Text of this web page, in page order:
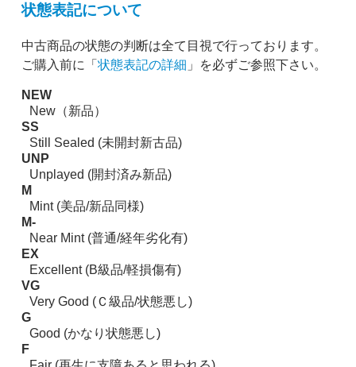
状態表記について
中古商品の状態の判断は全て目視で行っております。
ご購入前に「 状態表記の詳細 」を必ずご参照下さい。
NEW
New（新品）
SS
Still Sealed (未開封新古品)
UNP
Unplayed (開封済み新品)
M
Mint (美品/新品同様)
M-
Near Mint (普通/経年劣化有)
EX
Excellent (B級品/軽損傷有)
VG
Very Good (Ｃ級品/状態悪し)
G
Good (かなり状態悪し)
F